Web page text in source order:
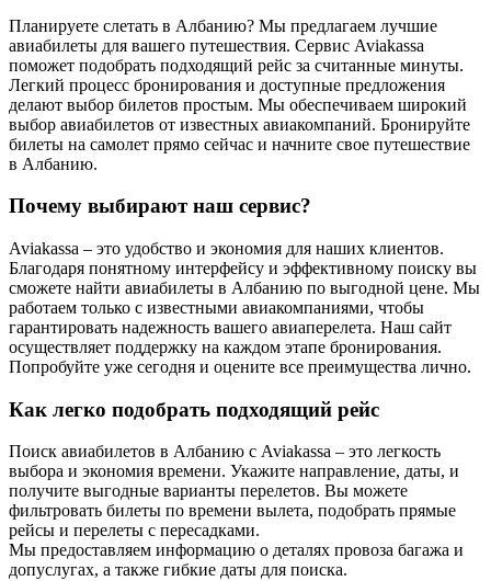
Планируете слетать в Албанию? Мы предлагаем лучшие
авиабилеты для вашего путешествия. Сервис Aviakassa
поможет подобрать подходящий рейс за считанные минуты.
Легкий процесс бронирования и доступные предложения
делают выбор билетов простым. Мы обеспечиваем широкий
выбор авиабилетов от известных авиакомпаний. Бронируйте
билеты на самолет прямо сейчас и начните свое путешествие
в Албанию.
Почему выбирают наш сервис?
Aviakassa – это удобство и экономия для наших клиентов.
Благодаря понятному интерфейсу и эффективному поиску вы
сможете найти авиабилеты в Албанию по выгодной цене. Мы
работаем только с известными авиакомпаниями, чтобы
гарантировать надежность вашего авиаперелета. Наш сайт
осуществляет поддержку на каждом этапе бронирования.
Попробуйте уже сегодня и оцените все преимущества лично.
Как легко подобрать подходящий рейс
Поиск авиабилетов в Албанию с Aviakassa – это легкость
выбора и экономия времени. Укажите направление, даты, и
получите выгодные варианты перелетов. Вы можете
фильтровать билеты по времени вылета, подобрать прямые
рейсы и перелеты с пересадками.
Мы предоставляем информацию о деталях провоза багажа и
допуслугах, а также гибкие даты для поиска.